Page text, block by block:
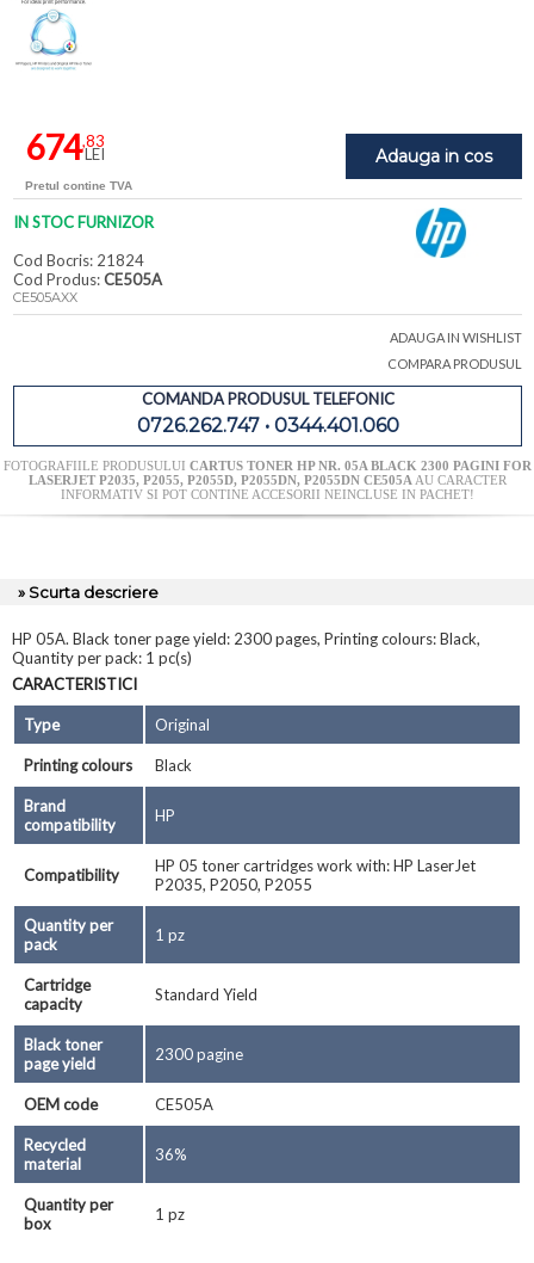
Adauga in cos
674,83
LEI
Pretul contine TVA
IN STOC FURNIZOR
Cod Bocris: 21824
Cod Produs:CE505A
CE505AXX
ADAUGA IN WISHLIST
COMPARA PRODUSUL
COMANDA PRODUSUL TELEFONIC
0726.262.747 • 0344.401.060
FOTOGRAFIILE PRODUSULUI CARTUS TONER HP NR. 05A BLACK 2300 PAGINI FOR
LASERJET P2035, P2055, P2055D, P2055DN, P2055DN CE505A AU CARACTER
INFORMATIV SI POT CONTINE ACCESORII NEINCLUSE IN PACHET!
» Scurta descriere
HP 05A. Black toner page yield: 2300 pages, Printing colours: Black,
Quantity per pack: 1 pc(s)
CARACTERISTICI
Type Original
Printing colours Black
Brand
compatibility
HP
Compatibility
HP 05 toner cartridges work with: HP LaserJet
P2035, P2050, P2055
Quantity per
pack
1 pz
Cartridge
capacity
Standard Yield
Black toner
page yield
2300 pagine
OEM code CE505A
Recycled
material
36%
Quantity per
box
1 pz